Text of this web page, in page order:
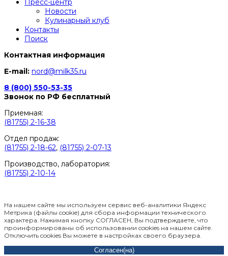
Новости
Кулинарный клуб
Контакты
Поиск
Контактная информация
E-mail: nord@milk35.ru
8 (800) 550-53-35
Звонок по РФ бесплатный
Приемная:
(81755) 2-16-38
Отдел продаж:
(81755) 2-18-62, (81755) 2-07-13
Производство, лаборатория:
(81755) 2-10-14
На нашем сайте мы используем сервис веб-аналитики Яндекс
Метрика (файлы cookie) для сбора информации технического
характера. Нажимая кнопку СОГЛАСЕН, Вы подтверждаете, что
проинформированы об использовании cookies на нашем сайте.
Отключить cookies Вы можете в настройках своего браузера.
Согласен(на)